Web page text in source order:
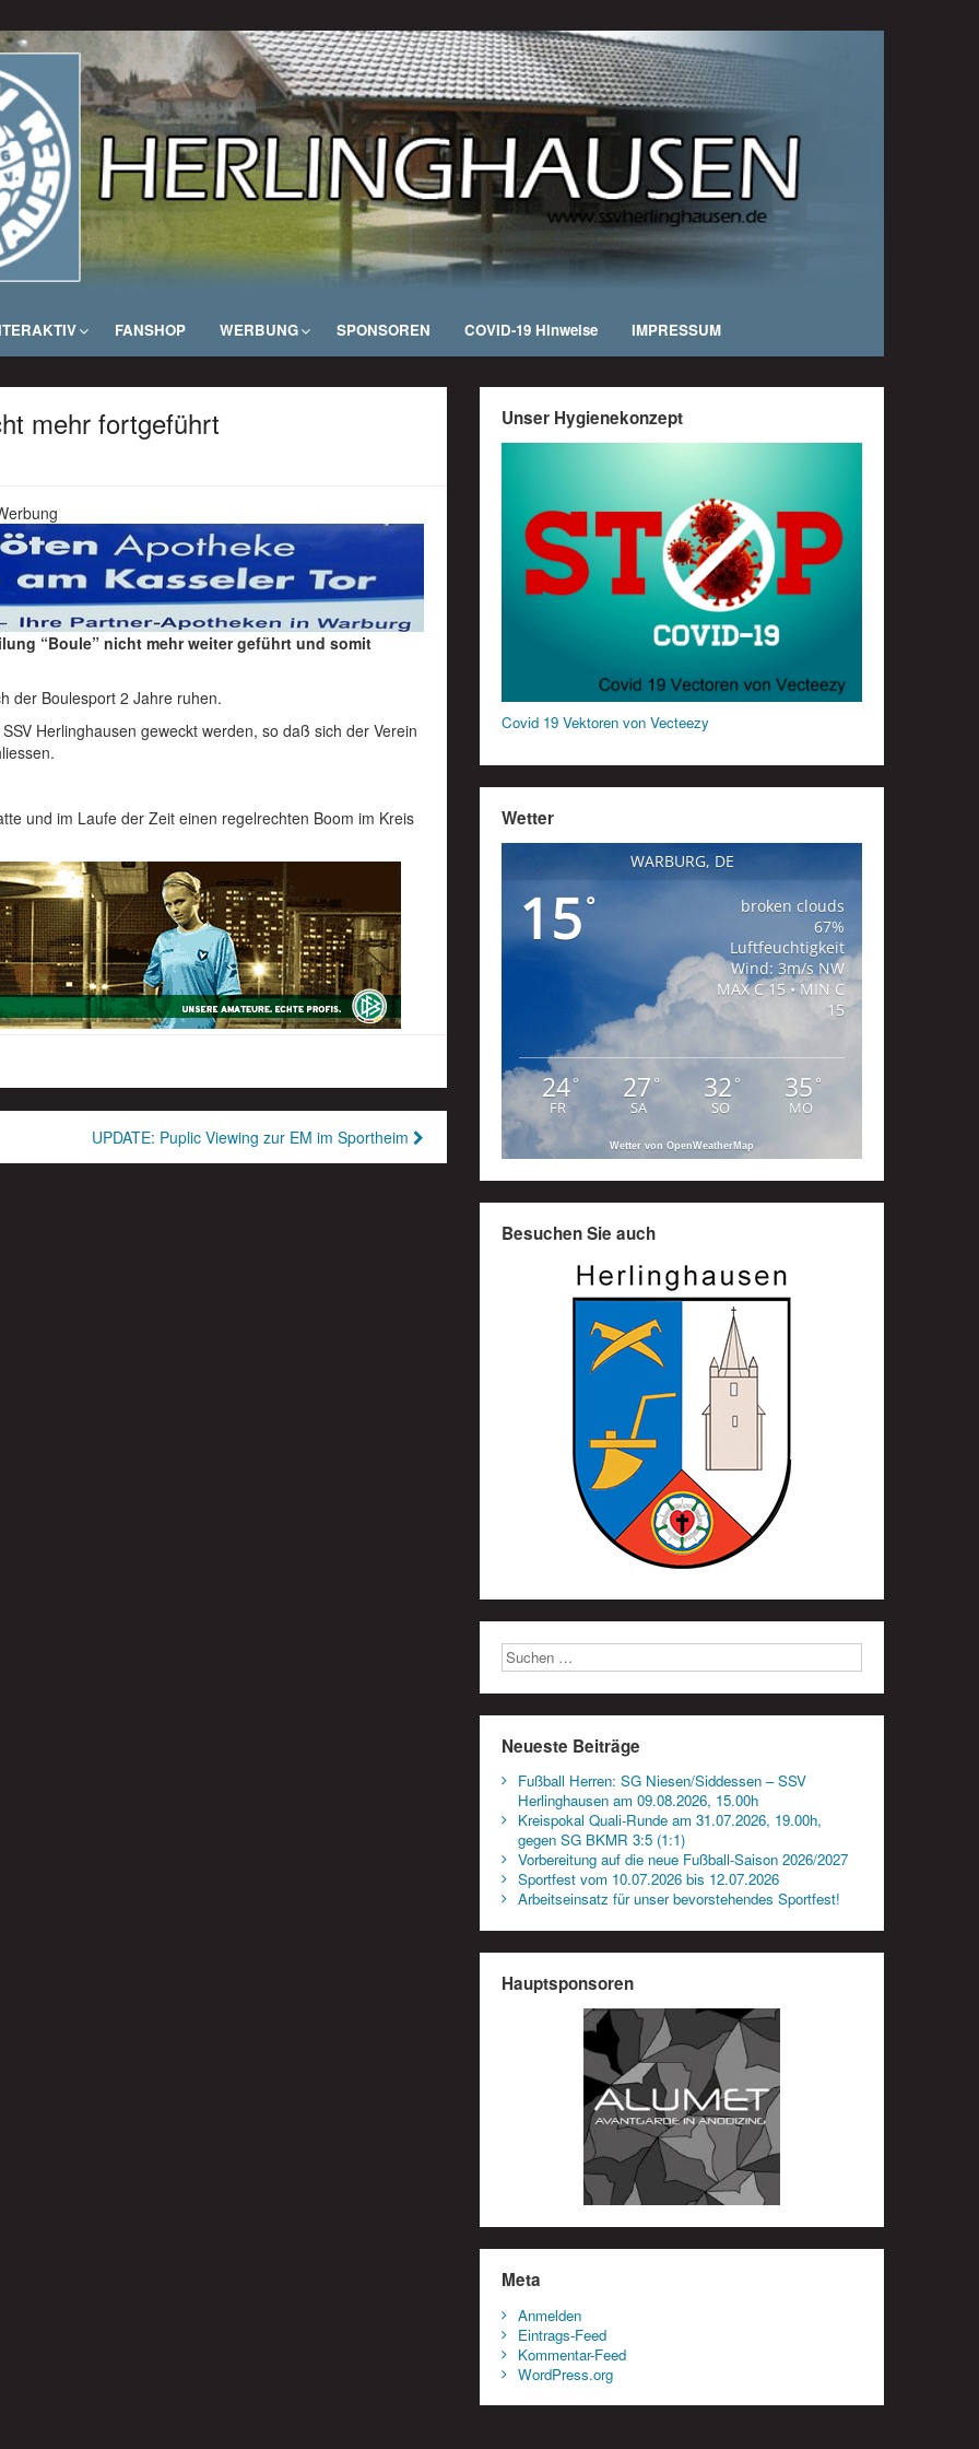
FANSHOP WERBUNG SPONSOREN COVID-19 Hinweise IMPRESSUM
mehr fortgeführt
“Boule” nicht mehr weiter geführt und somit
der Boulesport 2 Jahre ruhen.
Herlinghausen geweckt werden, so daß sich der Verein
und im Laufe der Zeit einen regelrechten Boom im Kreis
UPDATE: Puplic Viewing zur EM im Sportheim
Unser Hygienekonzept
Covid 19 Vektoren von Vecteezy
Wetter
WARBURG, DE
15°
broken clouds
67%
Luftfeuchtigkeit
Wind: 3m/s NW
MAX C 15 • MIN C
15
24°
FR
27°
SA
32 °
SO
35 °
MO
Wetter von OpenWeatherMap
Besuchen Sie auch
Neueste Beiträge
Fußball Herren: SG Niesen/Siddessen – SSV
Herlinghausen am 09.08.2026, 15.00h
Kreispokal Quali-Runde am 31.07.2026, 19.00h,
gegen SG BKMR 3:5 (1:1)
Vorbereitung auf die neue Fußball-Saison 2026/2027
Sportfest vom 10.07.2026 bis 12.07.2026
Arbeitseinsatz für unser bevorstehendes Sportfest!
Hauptsponsoren
Meta
Anmelden
Eintrags-Feed
Kommentar-Feed
WordPress.org